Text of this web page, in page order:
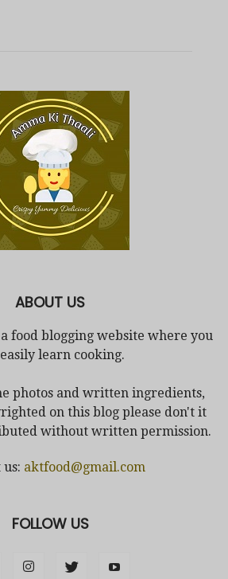
ABOUT US
food blogging website where you
learn cooking.
photos and written ingredients,
on this blog please don't it
without written permission.
us: aktfood@gmail.com
FOLLOW US